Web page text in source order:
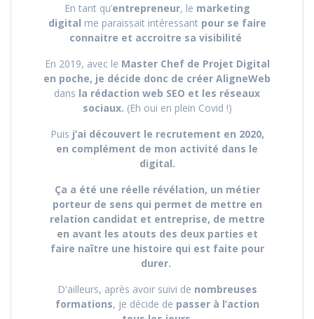
En tant qu’entrepreneur, le marketing
digital me paraissait intéressant pour se faire
connaitre et accroitre sa visibilité
En 2019, avec le Master Chef de Projet Digital
en poche, je décide donc de créer AligneWeb
dans la rédaction web SEO et les réseaux
sociaux. (Eh oui en plein Covid !)
Puis j’ai découvert le recrutement en 2020,
en complément de mon activité dans le
digital.
Ça a été une réelle révélation, un métier
porteur de sens qui permet de mettre en
relation candidat et entreprise, de mettre
en avant les atouts des deux parties et
faire naître une histoire qui est faite pour
durer.
D'ailleurs, après avoir suivi de nombreuses
formations, je décide de passer à l’action